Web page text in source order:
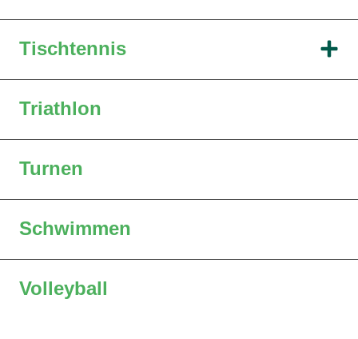
Tischtennis
Triathlon
Turnen
Schwimmen
Volleyball